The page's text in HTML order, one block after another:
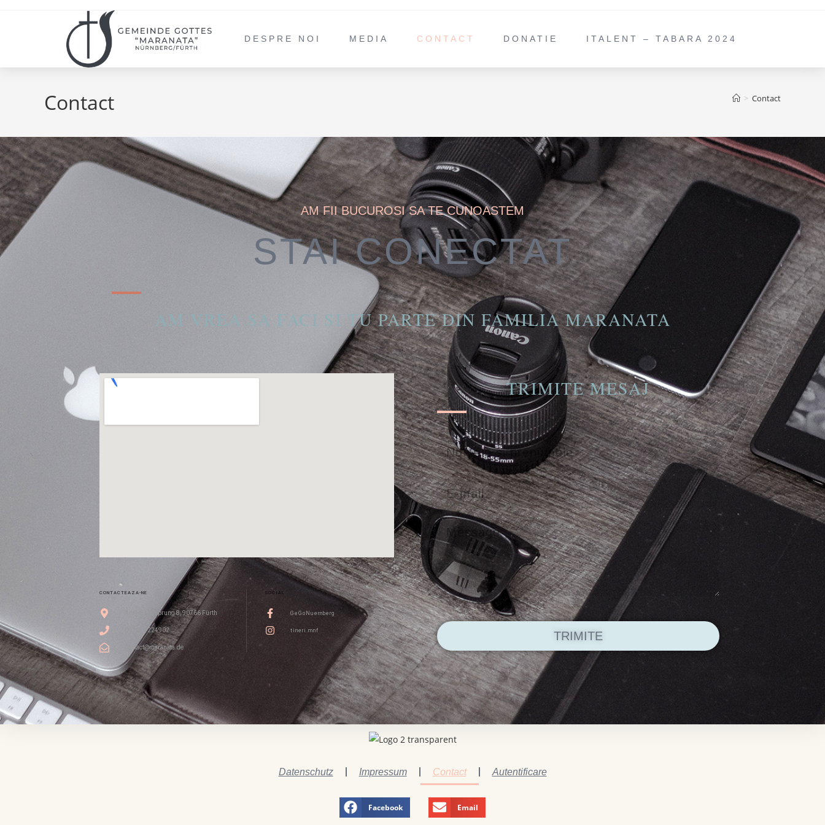
DESPRE NOI MEDIA CONTACT DONATIE ITALENT – TABARA 2024
Contact > Contact
AM FII BUCUROSI SA TE CUNOASTEM
STAI CONECTAT
AM VREA SA FACI SI TU PARTE DIN FAMILIA MARANATA
CONTACTEAZA-NE
Am Hasensprung 8, 90766 Fürth
0911 - 3224902
contact@maranata.de
SOCIAL
GeGoNuernberg
tineri.mnf
TRIMITE MESAJ
TRIMITE
Datenschutz Impressum Contact Autentificare
Facebook Email